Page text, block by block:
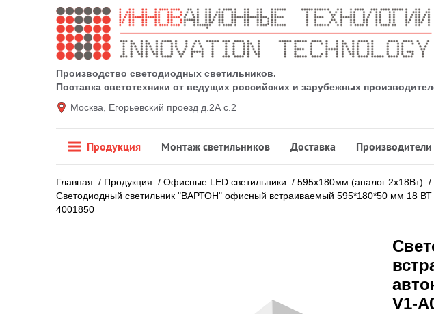
Производство светодиодных светильников.
Поставка светотехники от ведущих российских и зарубежных
Москва, Егорьевский проезд д.2А с.2
Продукция Монтаж светильников Доставка Производители
Главная / Продукция / Офисные LED светильники / 595х180мм (аналог 2х18Вт) /
Светодиодный светильник "ВАРТОН" офисный встраиваемый 595*180*50 мм 18
4001850
V1-